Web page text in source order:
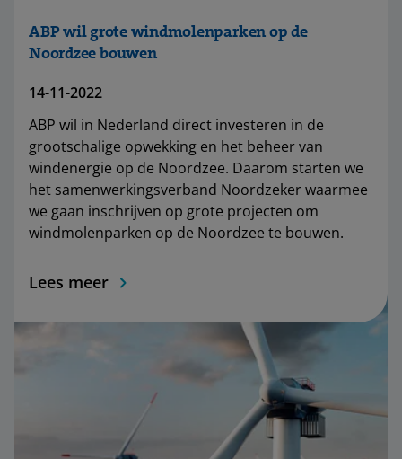
ABP wil grote windmolenparken op de
Noordzee bouwen
14-11-2022
ABP wil in Nederland direct investeren in de
grootschalige opwekking en het beheer van
windenergie op de Noordzee. Daarom starten we
het samenwerkingsverband Noordzeker waarmee
we gaan inschrijven op grote projecten om
windmolenparken op de Noordzee te bouwen.
Lees meer